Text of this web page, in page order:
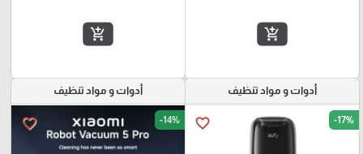
add_shopping_cart
add_shopping_cart
أدوات و مواد تنظيف
favorite_border -17%
أدوات و مواد تنظيف
favorite_border -14%